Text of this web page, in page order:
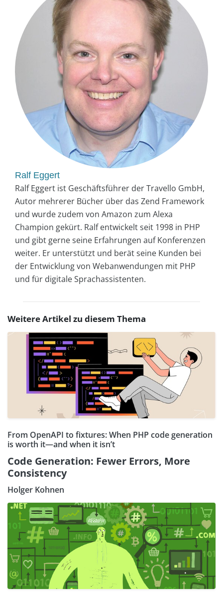
Ralf Eggert
Ralf Eggert ist Geschäftsführer der Travello GmbH,
Autor mehrerer Bücher über das Zend Framework
und wurde zudem von Amazon zum Alexa
Champion gekürt. Ralf entwickelt seit 1998 in PHP
und gibt gerne seine Erfahrungen auf Konferenzen
weiter. Er unterstützt und berät seine Kunden bei
der Entwicklung von Webanwendungen mit PHP
und für digitale Sprachassistenten.
Weitere Artikel zu diesem Thema
From OpenAPI to fixtures: When PHP code generation
is worth it—and when it isn’t
Code Generation: Fewer Errors, More
Consistency
Holger Kohnen